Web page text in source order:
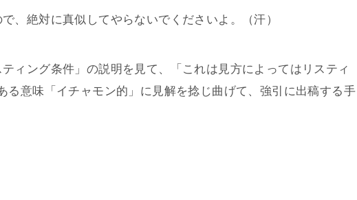
、絶対に真似してやらないでくださいよ。（汗）
ィング条件」の説明を見て、「これは見方によってはリスティ
る意味「イチャモン的」に見解を捻じ曲げて、強引に出稿する手